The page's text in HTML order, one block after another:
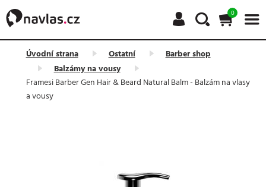
0
Úvodní strana Ostatní
Barber shop
Balzámy na vousy
Framesi Barber Gen Hair & Beard Natural Balm - Balzám na vlasy
a vousy